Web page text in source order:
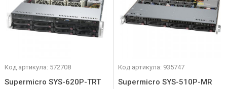
Код артикула: 572708
Supermicro SYS-620P-TRT
Код артикула: 935747
Supermicro SYS-510P-MR